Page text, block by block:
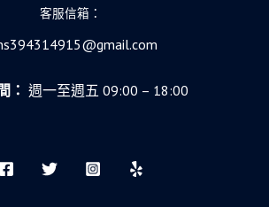
客服信箱：
： 週一至週五 09:00 – 18:00